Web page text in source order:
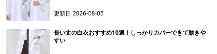
更新日2026-08-05
長い丈の白衣おすすめ10選！しっかりカバーできて動きや
すい